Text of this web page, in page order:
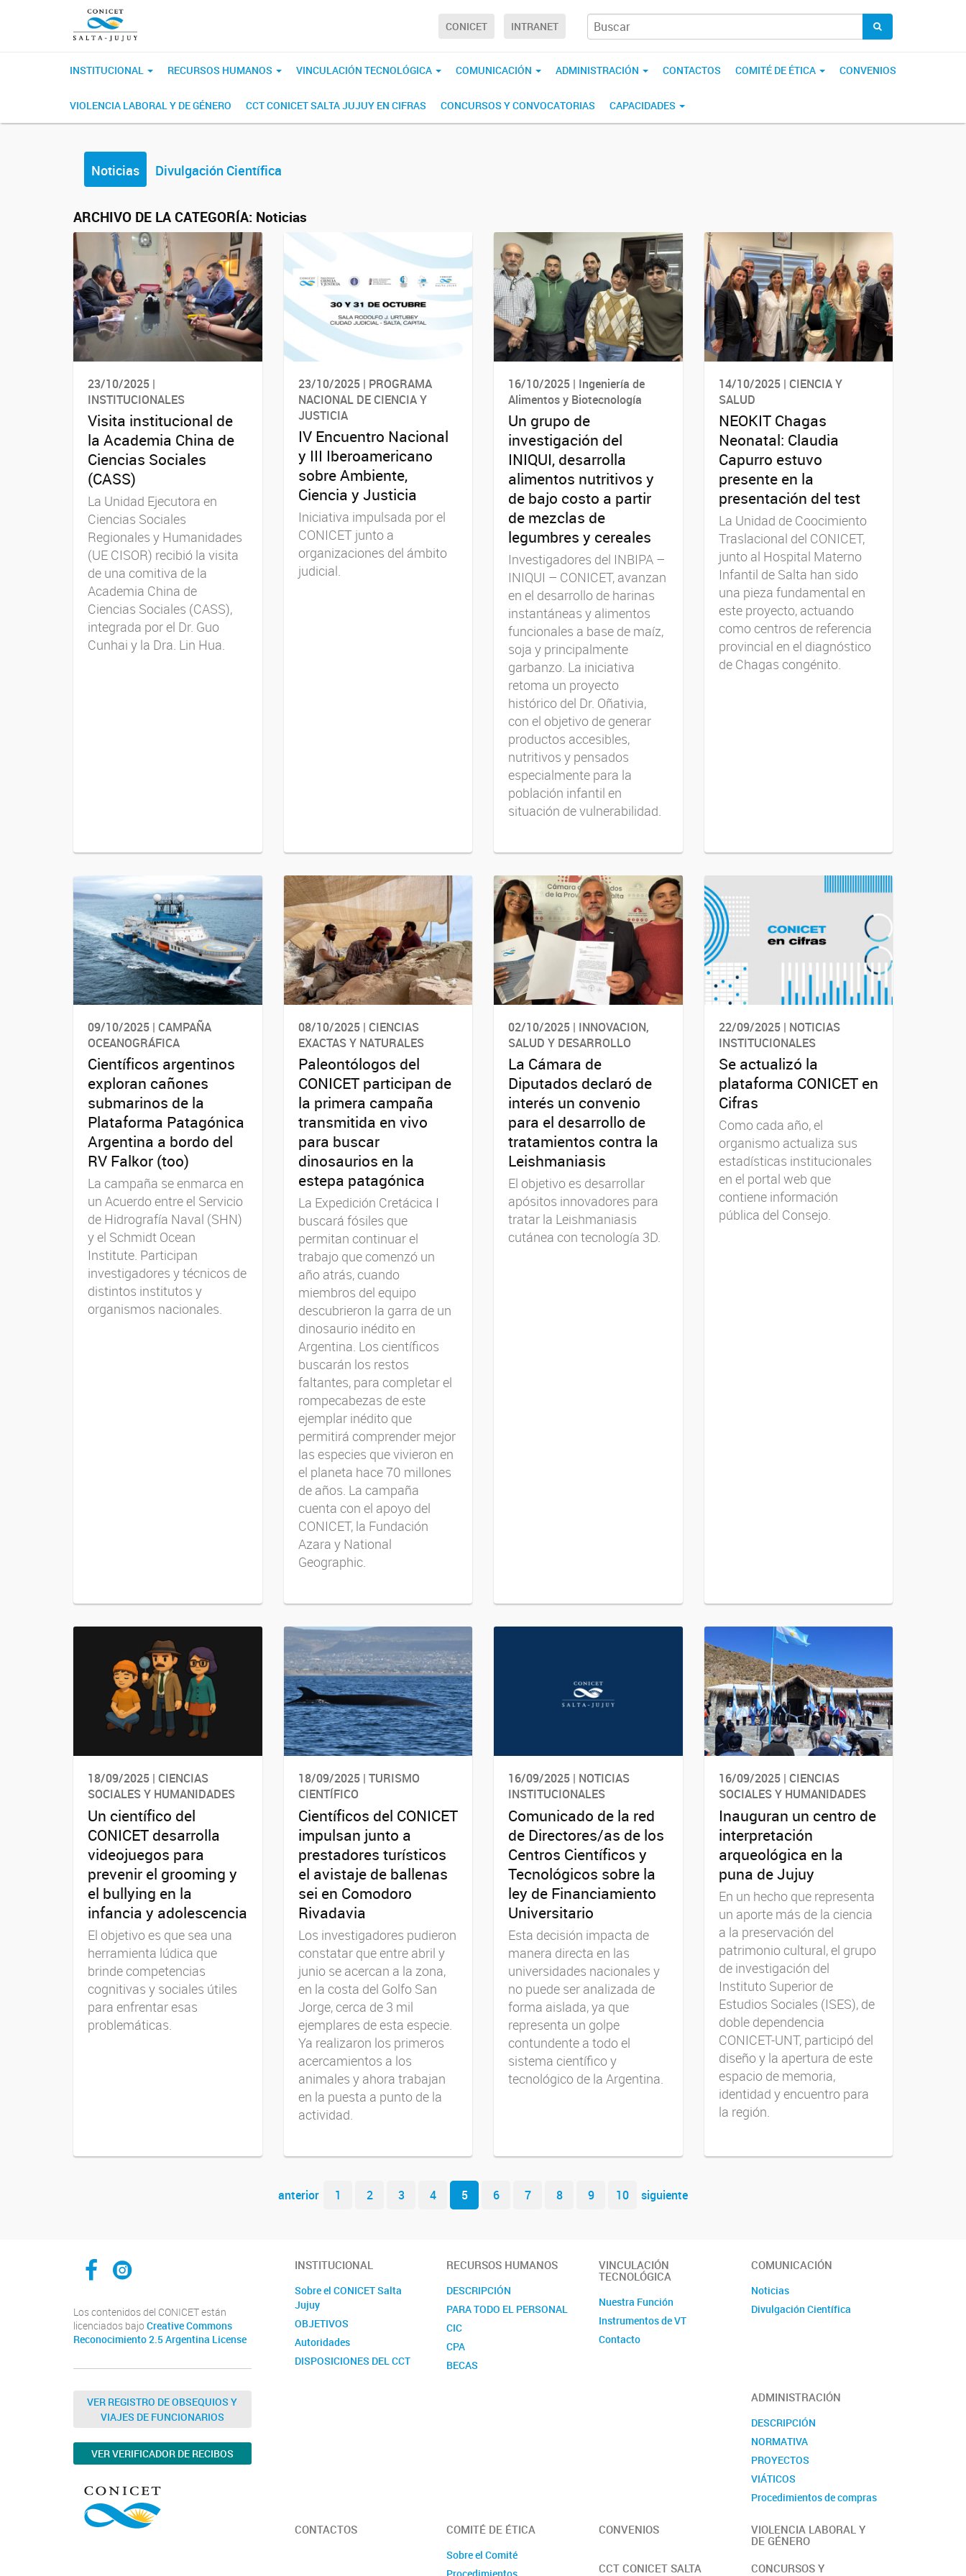
CONICET INTRANET
INSTITUCIONAL RECURSOS HUMANOS VINCULACIÓN TECNOLÓGICA COMUNICACIÓN ADMINISTRACIÓN CONTACTOS COMITÉ DE ÉTICA CONVENIOS
VIOLENCIA LABORAL Y DE GÉNERO CCT CONICET SALTA JUJUY EN CIFRAS CONCURSOS Y CONVOCATORIAS CAPACIDADES
Noticias Divulgación Científica
ARCHIVO DE LA CATEGORÍA: Noticias
23/10/2025 |
INSTITUCIONALES
Visita institucional de
la Academia China de
Ciencias Sociales
(CASS)
La Unidad Ejecutora en
Ciencias Sociales
Regionales y Humanidades
(UE CISOR) recibió la visita
de una comitiva de la
Academia China de
Ciencias Sociales (CASS),
integrada por el Dr. Guo
Cunhai y la Dra. Lin Hua.
23/10/2025 | PROGRAMA
NACIONAL DE CIENCIA Y
JUSTICIA
IV Encuentro Nacional
y III Iberoamericano
sobre Ambiente,
Ciencia y Justicia
Iniciativa impulsada por el
CONICET junto a
organizaciones del ámbito
judicial.
16/10/2025 | Ingeniería de
Alimentos y Biotecnología
Un grupo de
investigación del
INIQUI, desarrolla
alimentos nutritivos y
de bajo costo a partir
de mezclas de
legumbres y cereales
Investigadores del INBIPA –
INIQUI – CONICET, avanzan
en el desarrollo de harinas
instantáneas y alimentos
funcionales a base de maíz,
soja y principalmente
garbanzo. La iniciativa
retoma un proyecto
histórico del Dr. Oñativia,
con el objetivo de generar
productos accesibles,
nutritivos y pensados
especialmente para la
población infantil en
situación de vulnerabilidad.
14/10/2025 | CIENCIA Y
SALUD
NEOKIT Chagas
Neonatal: Claudia
Capurro estuvo
presente en la
presentación del test
La Unidad de Coocimiento
Traslacional del CONICET,
junto al Hospital Materno
Infantil de Salta han sido
una pieza fundamental en
este proyecto, actuando
como centros de referencia
provincial en el diagnóstico
de Chagas congénito.
09/10/2025 | CAMPAÑA
OCEANOGRÁFICA
Científicos argentinos
exploran cañones
submarinos de la
Plataforma Patagónica
Argentina a bordo del
RV Falkor (too)
La campaña se enmarca en
un Acuerdo entre el Servicio
de Hidrografía Naval (SHN)
y el Schmidt Ocean
Institute. Participan
investigadores y técnicos de
distintos institutos y
organismos nacionales.
08/10/2025 | CIENCIAS
EXACTAS Y NATURALES
Paleontólogos del
CONICET participan de
la primera campaña
transmitida en vivo
para buscar
dinosaurios en la
estepa patagónica
La Expedición Cretácica I
buscará fósiles que
permitan continuar el
trabajo que comenzó un
año atrás, cuando
miembros del equipo
descubrieron la garra de un
dinosaurio inédito en
Argentina. Los científicos
buscarán los restos
faltantes, para completar el
rompecabezas de este
ejemplar inédito que
permitirá comprender mejor
las especies que vivieron en
el planeta hace 70 millones
de años. La campaña
cuenta con el apoyo del
CONICET, la Fundación
Azara y National
Geographic.
02/10/2025 | INNOVACION,
SALUD Y DESARROLLO
La Cámara de
Diputados declaró de
interés un convenio
para el desarrollo de
tratamientos contra la
Leishmaniasis
El objetivo es desarrollar
apósitos innovadores para
tratar la Leishmaniasis
cutánea con tecnología 3D.
22/09/2025 | NOTICIAS
INSTITUCIONALES
Se actualizó la
plataforma CONICET en
Cifras
Como cada año, el
organismo actualiza sus
estadísticas institucionales
en el portal web que
contiene información
pública del Consejo.
18/09/2025 | CIENCIAS
SOCIALES Y HUMANIDADES
Un científico del
CONICET desarrolla
videojuegos para
prevenir el grooming y
el bullying en la
infancia y adolescencia
El objetivo es que sea una
herramienta lúdica que
brinde competencias
cognitivas y sociales útiles
para enfrentar esas
problemáticas.
18/09/2025 | TURISMO
CIENTÍFICO
Científicos del CONICET
impulsan junto a
prestadores turísticos
el avistaje de ballenas
sei en Comodoro
Rivadavia
Los investigadores pudieron
constatar que entre abril y
junio se acercan a la zona,
en la costa del Golfo San
Jorge, cerca de 3 mil
ejemplares de esta especie.
Ya realizaron los primeros
acercamientos a los
animales y ahora trabajan
en la puesta a punto de la
actividad.
16/09/2025 | NOTICIAS
INSTITUCIONALES
Comunicado de la red
de Directores/as de los
Centros Científicos y
Tecnológicos sobre la
ley de Financiamiento
Universitario
Esta decisión impacta de
manera directa en las
universidades nacionales y
no puede ser analizada de
forma aislada, ya que
representa un golpe
contundente a todo el
sistema científico y
tecnológico de la Argentina.
16/09/2025 | CIENCIAS
SOCIALES Y HUMANIDADES
Inauguran un centro de
interpretación
arqueológica en la
puna de Jujuy
En un hecho que representa
un aporte más de la ciencia
a la preservación del
patrimonio cultural, el grupo
de investigación del
Instituto Superior de
Estudios Sociales (ISES), de
doble dependencia
CONICET-UNT, participó del
diseño y la apertura de este
espacio de memoria,
identidad y encuentro para
la región.
Navegador de artículos
anterior 1 2 3 4 5 6 7 8 9 10 siguiente
Facebook CCT Salta - JujuyInstagram CONICET Salta Jujuy
Los contenidos del CONICET están
licenciados bajo Creative Commons
Reconocimiento 2.5 Argentina License
VER REGISTRO DE OBSEQUIOS Y
VIAJES DE FUNCIONARIOS
VER VERIFICADOR DE RECIBOS
INSTITUCIONAL
Sobre el CONICET Salta
Jujuy
OBJETIVOS
Autoridades
DISPOSICIONES DEL CCT
RECURSOS HUMANOS
DESCRIPCIÓN
PARA TODO EL PERSONAL
CIC
CPA
BECAS
VINCULACIÓN
TECNOLÓGICA
Nuestra Función
Instrumentos de VT
Contacto
COMUNICACIÓN
Noticias
Divulgación Científica
ADMINISTRACIÓN
DESCRIPCIÓN
NORMATIVA
PROYECTOS
VIÁTICOS
Procedimientos de compras
CONTACTOS COMITÉ DE ÉTICA
Sobre el Comité
Procedimientos
CONVENIOS
VIOLENCIA LABORAL Y
DE GÉNERO
CCT CONICET SALTA
CONCURSOS Y